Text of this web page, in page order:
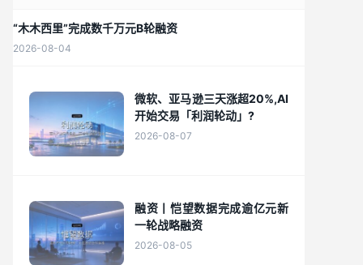
“木木西里”完成数千万元B轮融资
2026-08-04
微软、亚马逊三天涨超20%,AI
开始交易「利润轮动」?
2026-08-07
融资丨恺望数据完成逾亿元新
一轮战略融资
2026-08-05